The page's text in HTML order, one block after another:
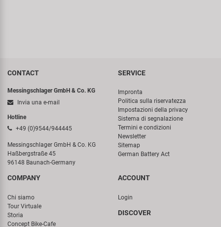
CONTACT
Messingschlager GmbH & Co. KG
Invia una e-mail
Hotline
+49 (0)9544/944445
Messingschlager GmbH & Co. KG
Haßbergstraße 45
96148 Baunach-Germany
SERVICE
Impronta
Politica sulla riservatezza
Impostazioni della privacy
Sistema di segnalazione
Termini e condizioni
Newsletter
Sitemap
German Battery Act
COMPANY
Chi siamo
Tour Virtuale
Storia
Concept Bike-Cafe
ACCOUNT
Login
DISCOVER